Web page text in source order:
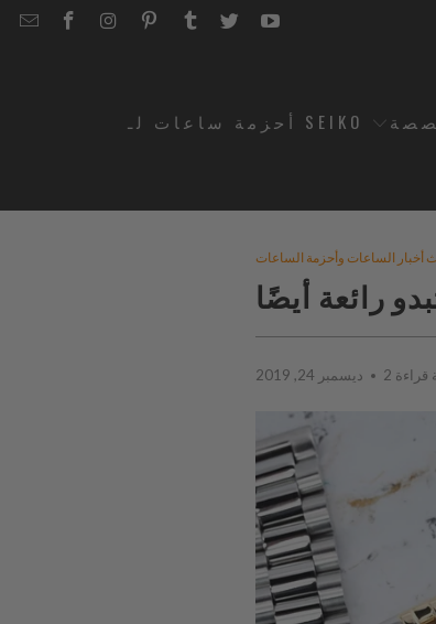
EMAILSTRAPCODE
STRAPCODE
STRAPCODE
STRAPCODE
STRAPCODE
TWITTER
STRAPCODE
YOUTUBE
أحزمة ساعات لـ SEIKO
أخبار الساعات وأحزمة الساعات
ديسمبر 24, 2019 قراءة